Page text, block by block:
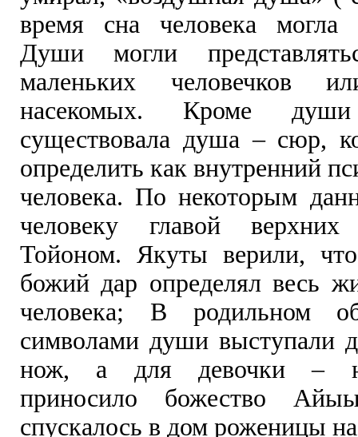
время сна человека могла
Души могли
маленьких человечков
насекомых. Кроме
существовала душа – сюр,
определить как внутренний
человека. По некоторым
человеку главой
Тойоном. Якуты верили,
божий дар определял весь
человека; В родильном
символами души выступали
нож, а для девочки –
приносило божество
спускалось в дом роженицы